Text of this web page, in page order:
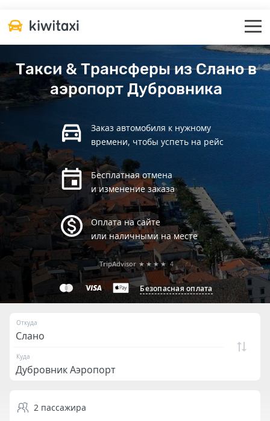
Такси & Трансферы из Слано в
аэропорт Дубровника
Заказ автомобиля к нужному
времени, чтобы успеть на рейс
Бесплатная отмена
и изменение заказа
Оплата на сайте
или наличными на месте
Безопасная оплата
TripAdvisor ★★★★ 4
Откуда
Куда
2 пассажира